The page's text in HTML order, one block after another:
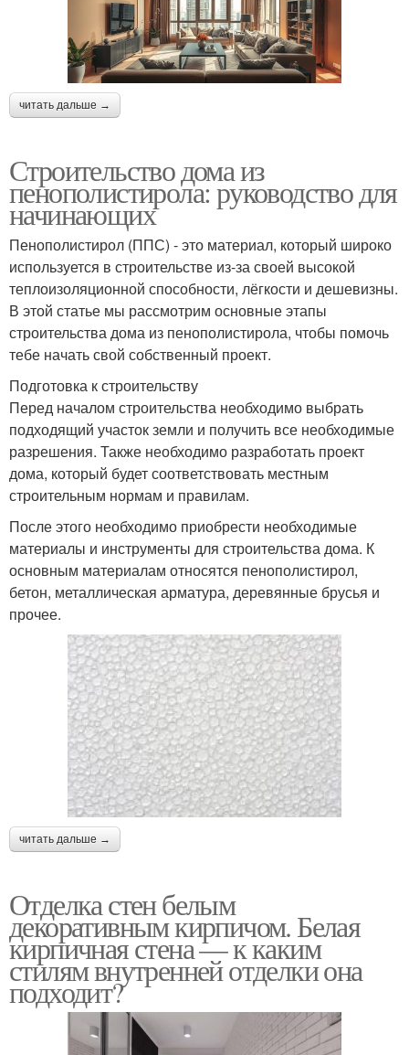
читать дальше →
Строительство дома из
пенополистирола: руководство для
начинающих
Пенополистирол (ППС) - это материал, который широко
используется в строительстве из-за своей высокой
теплоизоляционной способности, лёгкости и дешевизны.
В этой статье мы рассмотрим основные этапы
строительства дома из пенополистирола, чтобы помочь
тебе начать свой собственный проект.
Подготовка к строительству
Перед началом строительства необходимо выбрать
подходящий участок земли и получить все необходимые
разрешения. Также необходимо разработать проект
дома, который будет соответствовать местным
строительным нормам и правилам.
После этого необходимо приобрести необходимые
материалы и инструменты для строительства дома. К
основным материалам относятся пенополистирол,
бетон, металлическая арматура, деревянные брусья и
прочее.
читать дальше →
Отделка стен белым
декоративным кирпичом. Белая
кирпичная стена — к каким
стилям внутренней отделки она
подходит?